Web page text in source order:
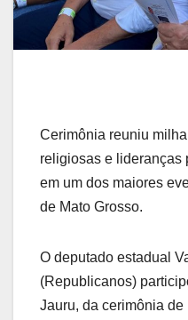
Cerimônia reuniu
religiosas e lideranças
em um dos maiores
de Mato Grosso.
O deputado estadual
(Republicanos)
Jauru, da cerimônia